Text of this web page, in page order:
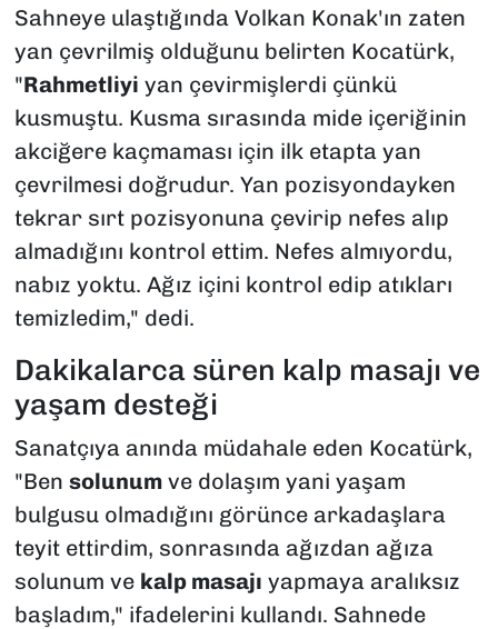
Sahneye ulaştığında Volkan Konak'ın zaten
yan çevrilmiş olduğunu belirten Kocatürk,
"Rahmetliyi yan çevirmişlerdi çünkü
kusmuştu. Kusma sırasında mide içeriğinin
akciğere kaçmaması için ilk etapta yan
çevrilmesi doğrudur. Yan pozisyondayken
tekrar sırt pozisyonuna çevirip nefes alıp
almadığını kontrol ettim. Nefes almıyordu,
nabız yoktu. Ağız içini kontrol edip atıkları
temizledim," dedi.
Dakikalarca süren kalp masajı ve
yaşam desteği
Sanatçıya anında müdahale eden Kocatürk,
"Ben solunumve dolaşım yani yaşam
bulgusu olmadığını görünce arkadaşlara
teyit ettirdim, sonrasında ağızdan ağıza
solunum ve kalp masajı yapmaya aralıksız
başladım," ifadelerini kullandı. Sahnede